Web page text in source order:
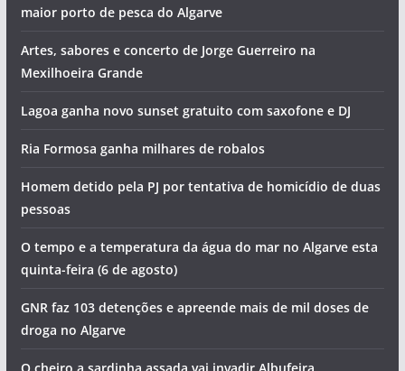
maior porto de pesca do Algarve
Artes, sabores e concerto de Jorge Guerreiro na
Mexilhoeira Grande
Lagoa ganha novo sunset gratuito com saxofone e DJ
Ria Formosa ganha milhares de robalos
Homem detido pela PJ por tentativa de homicídio de duas
pessoas
O tempo e a temperatura da água do mar no Algarve esta
quinta-feira (6 de agosto)
GNR faz 103 detenções e apreende mais de mil doses de
droga no Algarve